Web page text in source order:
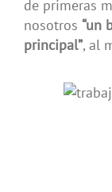
de primeras
nosotros “un
principal”, al